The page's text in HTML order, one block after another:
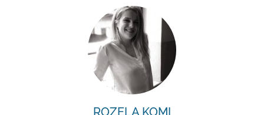
ROZELA KOMI